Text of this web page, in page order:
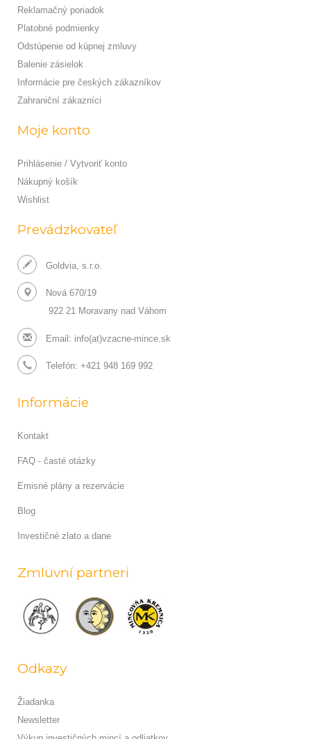
Reklamačný poriadok
Platobné podmienky
Odstúpenie od kúpnej zmluvy
Balenie zásielok
Informácie pre českých zákazníkov
Zahraniční zákazníci
Moje konto
Prihlásenie / Vytvoriť konto
Nákupný košík
Wishlist
Prevádzkovateľ
Goldvia, s.r.o.
Nová 670/19
922 21 Moravany nad Váhom
Email: info(at)vzacne-mince.sk
Telefón: +421 948 169 992
Informácie
Kontakt
FAQ - časté otázky
Emisné plány a rezervácie
Blog
Investičné zlato a dane
Zmluvní partneri
Odkazy
Žiadanka
Newsletter